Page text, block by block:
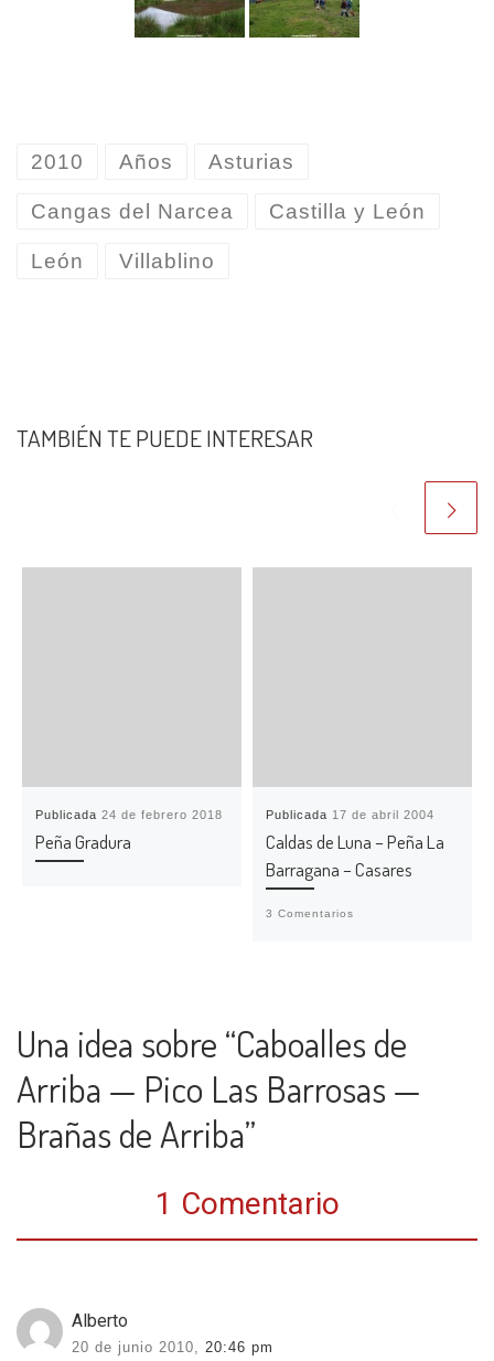
2010 Años Asturias
Cangas del Narcea Castilla y León
León Villablino
TAMBIÉN TE PUEDE INTERESAR
Publicada24 de febrero 2018
Peña Gradura
Publicada 17 de abril 2004
Caldas de Luna – Peña La
Barragana – Casares
3 Comentarios
Una idea sobre “Caboalles de
Arriba — Pico Las Barrosas —
Brañas de Arriba”
1 Comentario
Alberto
20 de junio 2010, 20:46 pm